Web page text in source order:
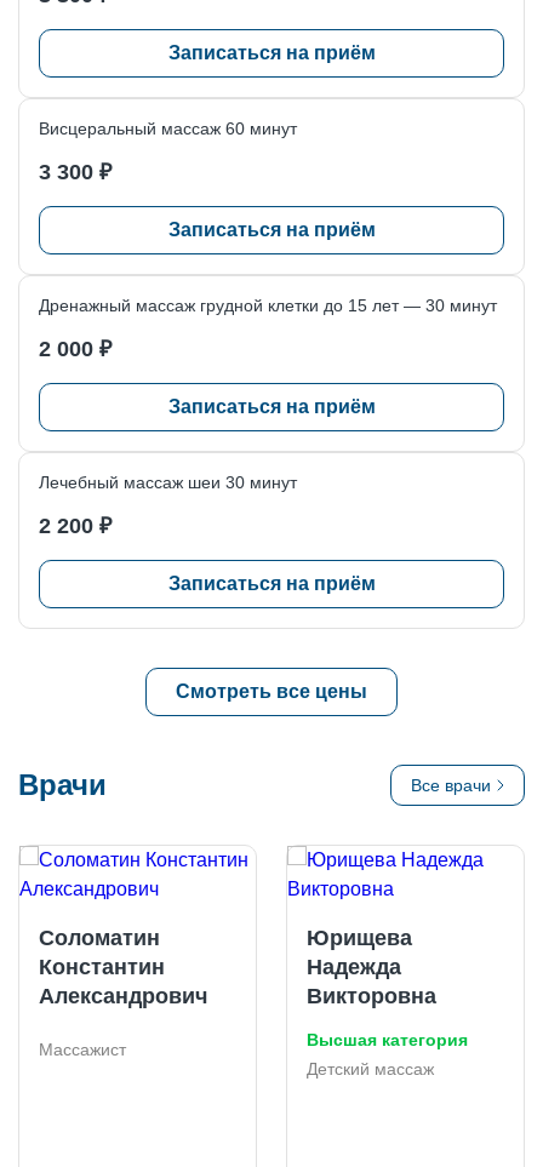
Записаться на приём
Висцеральный массаж 60 минут
3 300 ₽
Записаться на приём
Дренажный массаж грудной клетки до 15 лет — 30 минут
2 000 ₽
Записаться на приём
Лечебный массаж шеи 30 минут
2 200 ₽
Записаться на приём
Смотреть все цены
Врачи Все врачи
Соломатин
Константин
Александрович
Массажист